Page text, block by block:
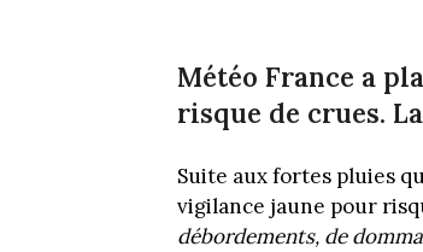
Météo France a
risque de crues.
Suite aux fortes pluies
vigilance jaune pour
débordements, de